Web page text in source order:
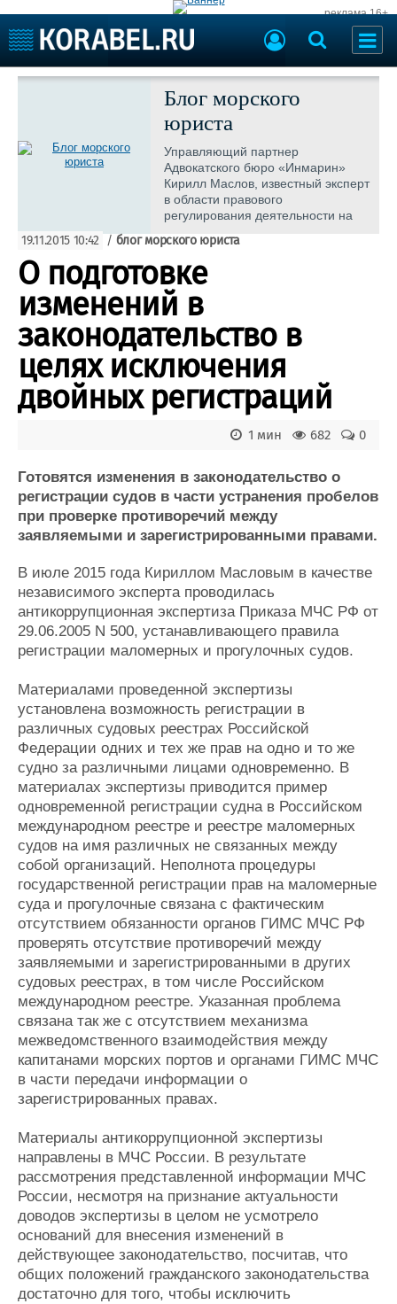
реклама 16+
Судостроение
Порты
Рыболовство
Судостроение
Пульс
Новости
Компании
Репутация
Работа
Крюинг
Журнал
Торговая площадка
Доска объявлений
Продажа флота
Оборудование
Изделия
Материалы
Услуги
Выставки и семинары
Личности
Флот
Галерея флота
Форум
Все службы
Блог морского
юриста
Управляющий партнер
Адвокатского бюро «Инмарин»
Кирилл Маслов, известный эксперт
в области правового
регулирования деятельности на
транспорте информирует
«Корабелов» об основных
изменениях законодательства
19.11.2015 10:42 / блог морского юриста
О подготовке
изменений в
законодательство в
целях исключения
двойных регистраций
0
682
1 мин
Готовятся изменения в законодательство о
регистрации судов в части устранения пробелов
при проверке противоречий между
заявляемыми и зарегистрированными правами.
В июле 2015 года Кириллом Масловым в качестве
независимого эксперта проводилась
антикоррупционная экспертиза Приказа МЧС РФ от
29.06.2005 N 500, устанавливающего правила
регистрации маломерных и прогулочных судов.
Материалами проведенной экспертизы
установлена возможность регистрации в
различных судовых реестрах Российской
Федерации одних и тех же прав на одно и то же
судно за различными лицами одновременно. В
материалах экспертизы приводится пример
одновременной регистрации судна в Российском
международном реестре и реестре маломерных
судов на имя различных не связанных между
собой организаций. Неполнота процедуры
государственной регистрации прав на маломерные
суда и прогулочные связана с фактическим
отсутствием обязанности органов ГИМС МЧС РФ
проверять отсутствие противоречий между
заявляемыми и зарегистрированными в других
судовых реестрах, в том числе Российском
международном реестре. Указанная проблема
связана так же с отсутствием механизма
межведомственного взаимодействия между
капитанами морских портов и органами ГИМС МЧС
в части передачи информации о
зарегистрированных правах.
Материалы антикоррупционной экспертизы
направлены в МЧС России. В результате
рассмотрения представленной информации МЧС
России, несмотря на признание актуальности
доводов экспертизы в целом не усмотрело
оснований для внесения изменений в
действующее законодательство, посчитав, что
общих положений гражданского законодательства
достаточно для того, чтобы исключить